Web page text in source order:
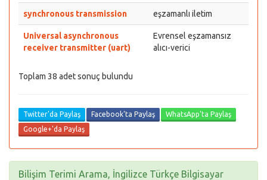
synchronous transmission eşzamanlı iletim
Universal asynchronous
receiver transmitter (uart)
Evrensel eşzamansız
alıcı-verici
Toplam 38 adet sonuç bulundu
Twitter'da Paylaş Facebook'ta Paylaş
WhatsApp'ta Paylaş
Google+'da Paylaş
Bilişim Terimi Arama, İngilizce Türkçe Bilgisayar